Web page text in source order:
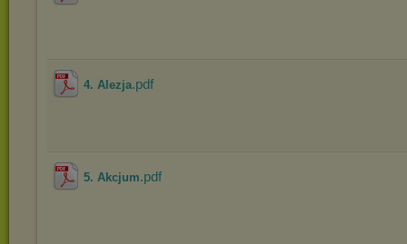
4. Alezja.pdf
5. Akcjum.pdf